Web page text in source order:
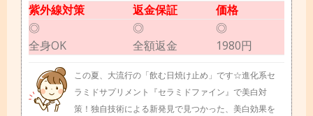
紫外線対策 返金保証
価格
◎
全身OK
◎
全額返金
◎
1980円
この夏、大流行の「飲む日焼け止め」です☆進化系セ
ラミドサプリメント『セラミドファイン』で美白対
策！独自技術による新発見で見つかった、美白効果を